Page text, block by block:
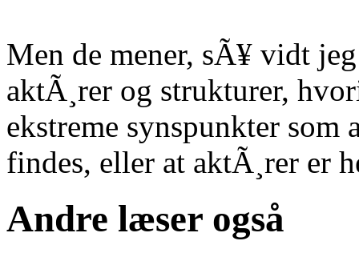
Men de mener, sÃ¥ vidt
aktÃ¸rer og strukturer,
ekstreme synspunkter
findes, eller at aktÃ¸rer er
Andre læser også